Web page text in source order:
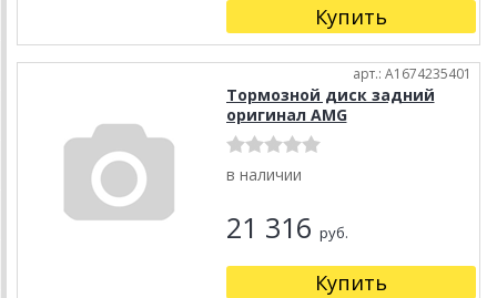
Купить
арт.: A1674235401
Тормозной диск задний
оригинал AMG
в наличии
21 316 руб.
Купить